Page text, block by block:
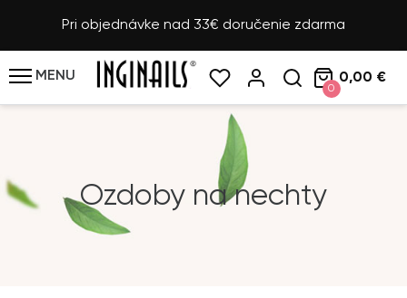
Pri objednávke nad 33€ doručenie zdarma
MENU
0
0,00 €
Ozdoby na nechty